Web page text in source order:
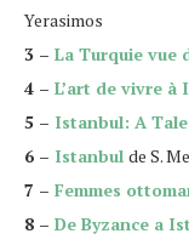
Yerasimos
3 – La Turquie vue
4 – L’art de vivre à
5 – Istanbul: A
6 – Istanbul de S.
7 – Femmes
8 – De Byzance a